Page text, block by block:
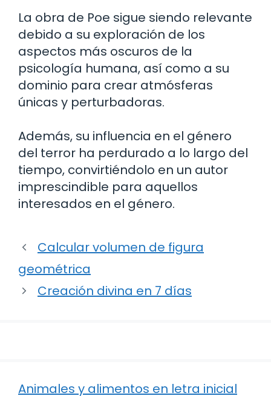
La obra de Poe sigue siendo relevante
debido a su exploración de los
aspectos más oscuros de la
psicología humana, así como a su
dominio para crear atmósferas
únicas y perturbadoras.
Además, su influencia en el género
del terror ha perdurado a lo largo del
tiempo, convirtiéndolo en un autor
imprescindible para aquellos
interesados en el género.
Calcular volumen de figura
geométrica
Creación divina en 7 días
Animales y alimentos en letra inicial